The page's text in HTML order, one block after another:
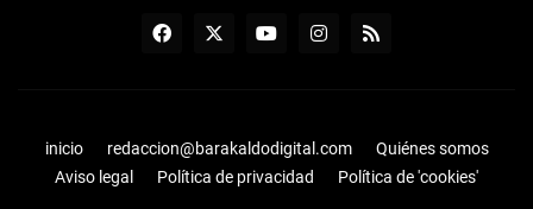
inicio redaccion@barakaldodigital.com
Quiénes somos
Aviso legal
Política de privacidad Política de 'cookies'